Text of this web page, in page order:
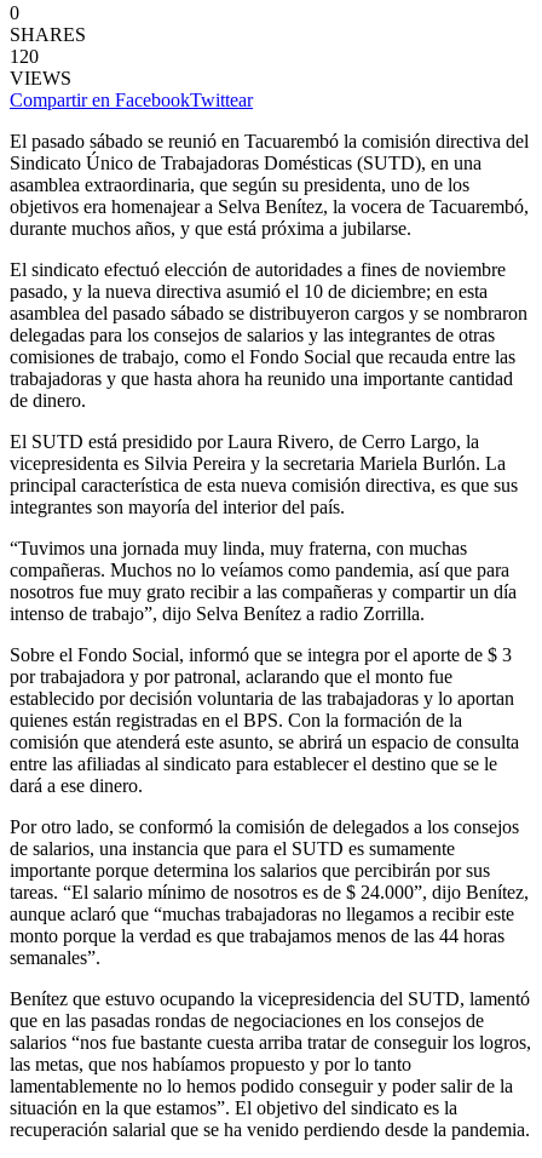
0
SHARES
120
VIEWS
Compartir en FacebookTwittear
El pasado sábado se reunió en Tacuarembó la comisión directiva del
Sindicato Único de Trabajadoras Domésticas (SUTD), en una
asamblea extraordinaria, que según su presidenta, uno de los
objetivos era homenajear a Selva Benítez, la vocera de Tacuarembó,
durante muchos años, y que está próxima a jubilarse.
El sindicato efectuó elección de autoridades a fines de noviembre
pasado, y la nueva directiva asumió el 10 de diciembre; en esta
asamblea del pasado sábado se distribuyeron cargos y se nombraron
delegadas para los consejos de salarios y las integrantes de otras
comisiones de trabajo, como el Fondo Social que recauda entre las
trabajadoras y que hasta ahora ha reunido una importante cantidad
de dinero.
El SUTD está presidido por Laura Rivero, de Cerro Largo, la
vicepresidenta es Silvia Pereira y la secretaria Mariela Burlón. La
principal característica de esta nueva comisión directiva, es que sus
integrantes son mayoría del interior del país.
“Tuvimos una jornada muy linda, muy fraterna, con muchas
compañeras. Muchos no lo veíamos como pandemia, así que para
nosotros fue muy grato recibir a las compañeras y compartir un día
intenso de trabajo”, dijo Selva Benítez a radio Zorrilla.
Sobre el Fondo Social, informó que se integra por el aporte de $ 3
por trabajadora y por patronal, aclarando que el monto fue
establecido por decisión voluntaria de las trabajadoras y lo aportan
quienes están registradas en el BPS. Con la formación de la
comisión que atenderá este asunto, se abrirá un espacio de consulta
entre las afiliadas al sindicato para establecer el destino que se le
dará a ese dinero.
Por otro lado, se conformó la comisión de delegados a los consejos
de salarios, una instancia que para el SUTD es sumamente
importante porque determina los salarios que percibirán por sus
tareas. “El salario mínimo de nosotros es de $ 24.000”, dijo Benítez,
aunque aclaró que “muchas trabajadoras no llegamos a recibir este
monto porque la verdad es que trabajamos menos de las 44 horas
semanales”.
Benítez que estuvo ocupando la vicepresidencia del SUTD, lamentó
que en las pasadas rondas de negociaciones en los consejos de
salarios “nos fue bastante cuesta arriba tratar de conseguir los logros,
las metas, que nos habíamos propuesto y por lo tanto
lamentablemente no lo hemos podido conseguir y poder salir de la
situación en la que estamos”. El objetivo del sindicato es la
recuperación salarial que se ha venido perdiendo desde la pandemia.